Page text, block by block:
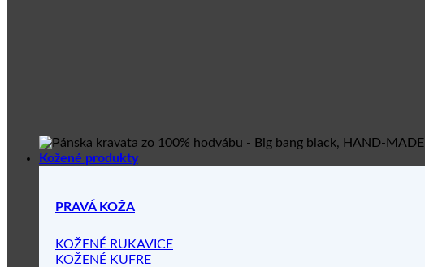
Kožené produkty
PRAVÁ KOŽA
KOŽENÉ RUKAVICE
KOŽENÉ KUFRE